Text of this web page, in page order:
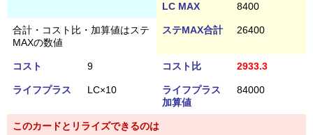
LC MAX 8400
合計・コスト比・加算値はステ
MAXの数値
ステMAX合計 26400
コスト 9 コスト比 2933.3
ライフプラス LC×10
ライフプラス
加算値
84000
このカードとリライズできるのは